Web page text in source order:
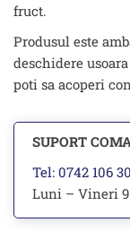
fruct.
Produsul este
deschidere
poti sa acoperi
SUPORT
Tel: 0742 106
Luni – Vineri